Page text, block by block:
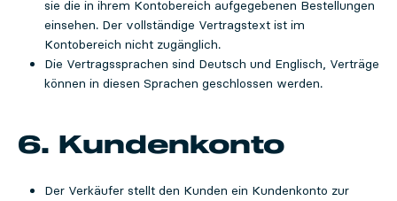
sie die in ihrem Kontobereich aufgegebenen Bestellungen
einsehen. Der vollständige Vertragstext ist im
Kontobereich nicht zugänglich.
Die Vertragssprachen sind Deutsch und Englisch, Verträge
können in diesen Sprachen geschlossen werden.
6. Kundenkonto
Der Verkäufer stellt den Kunden ein Kundenkonto zur